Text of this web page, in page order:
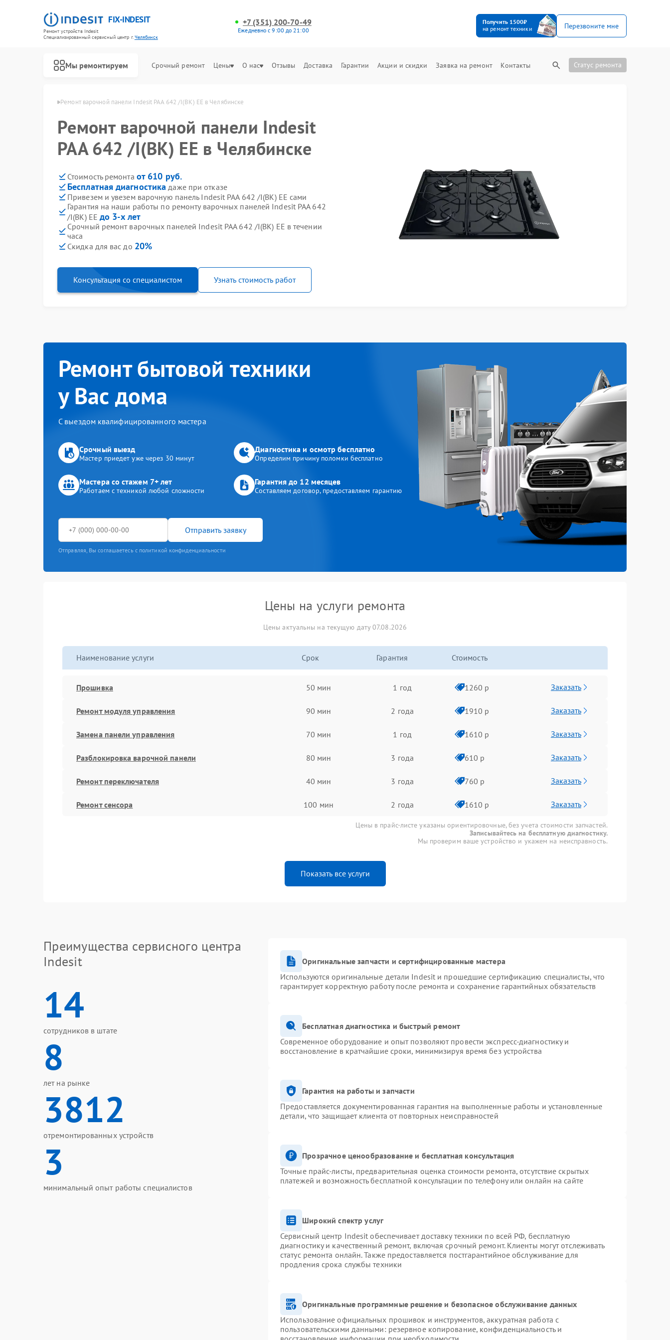
FIX-INDESIT
Ремонт устройств Indesit
Специализированный cервисный центр г.Челябинск
+7 (351) 200-70-49
Ежедневно с 9:00 до 21:00
Получить 1500₽
на ремонт техники
Перезвоните мне
Мы ремонтируем Срочный ремонт Цены О нас Отзывы Доставка Гарантии Акции и скидки Заявка на ремонт Контакты Статус ремонта
в Челябинске Ремонт варочной панели Indesit PAA 642 /I(BK) EE в Челябинске
Ремонт варочной панели Indesit
PAA 642 /I(BK) EE в Челябинске
Стоимость ремонта от 610 руб.
Бесплатная диагностика даже при отказе
Привезем и увезем варочную панель Indesit PAA 642 /I(BK) EE сами
Гарантия на наши работы по ремонту варочных панелей Indesit PAA 642
/I(BK) EE до 3-х лет
Срочный ремонт варочных панелей Indesit PAA 642 /I(BK) EE в течении
часа
Скидка для вас до 20%
Консультация со специалистом Узнать стоимость работ
Ремонт бытовой техники
у Вас дома
С выездом квалифицированного мастера
Срочный выезд
Мастер приедет уже через 30 минут
Диагностика и осмотр бесплатно
Определим причину поломки бесплатно
Мастера со стажем 7+ лет
Работаем с техникой любой сложности
Гарантия до 12 месяцев
Составляем договор, предоставляем гарантию
Отправить заявку
Отправляя, Вы соглашаетесь с политикой конфиденциальности
Цены на услуги ремонта
Цены актуальны на текущую дату 07.08.2026
Наименование услуги Срок Гарантия Стоимость
Прошивка 50 мин 1 год 1260 р Заказать
Ремонт модуля управления 90 мин 2 года 1910 р Заказать
Замена панели управления 70 мин 1 год 1610 р Заказать
Разблокировка варочной панели 80 мин 3 года 610 р Заказать
Ремонт переключателя 40 мин 3 года 760 р Заказать
Ремонт сенсора 100 мин 2 года 1610 р Заказать
Цены в прайс-листе указаны ориентировочные, без учета стоимости запчастей.
Записывайтесь на бесплатную диагностику.
Мы проверим ваше устройство и укажем на неисправность.
Показать все услуги
Преимущества сервисного центра
Indesit
14
сотрудников в штате
8
лет на рынке
3812
отремонтированных устройств
3
минимальный опыт работы специалистов
Оригинальные запчасти и сертифицированные мастера
Используются оригинальные детали Indesit и прошедшие сертификацию специалисты, что
гарантирует корректную работу после ремонта и сохранение гарантийных обязательств
Бесплатная диагностика и быстрый ремонт
Современное оборудование и опыт позволяют провести экспресс-диагностику и
восстановление в кратчайшие сроки, минимизируя время без устройства
Гарантия на работы и запчасти
Предоставляется документированная гарантия на выполненные работы и установленные
детали, что защищает клиента от повторных неисправностей
Прозрачное ценообразование и бесплатная консультация
Точные прайс-листы, предварительная оценка стоимости ремонта, отсутствие скрытых
платежей и возможность бесплатной консультации по телефону или онлайн на сайте
Широкий спектр услуг
Сервисный центр Indesit обеспечивает доставку техники по всей РФ, бесплатную
диагностику и качественный ремонт, включая срочный ремонт. Клиенты могут отслеживать
статус ремонта онлайн. Также предоставляется постгарантийное обслуживание для
продления срока службы техники
Оригинальные программные решение и безопасное обслуживание данных
Использование официальных прошивок и инструментов, аккуратная работа с
пользовательскими данными: резервное копирование, конфиденциальность и